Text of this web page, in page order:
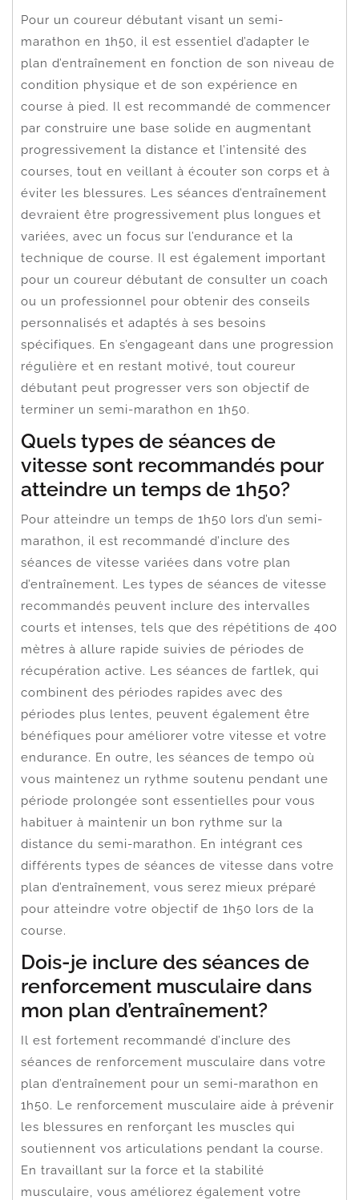
Pour un coureur débutant visant un semi-
marathon en 1h50, il est essentiel d’adapter le
plan d’entraînement en fonction de son niveau de
condition physique et de son expérience en
course à pied. Il est recommandé de commencer
par construire une base solide en augmentant
progressivement la distance et l’intensité des
courses, tout en veillant à écouter son corps et à
éviter les blessures. Les séances d’entraînement
devraient être progressivement plus longues et
variées, avec un focus sur l’endurance et la
technique de course. Il est également important
pour un coureur débutant de consulter un coach
ou un professionnel pour obtenir des conseils
personnalisés et adaptés à ses besoins
spécifiques. En s’engageant dans une progression
régulière et en restant motivé, tout coureur
débutant peut progresser vers son objectif de
terminer un semi-marathon en 1h50.
Quels types de séances de
vitesse sont recommandés pour
atteindre un temps de 1h50?
Pour atteindre un temps de 1h50 lors d’un semi-
marathon, il est recommandé d’inclure des
séances de vitesse variées dans votre plan
d’entraînement. Les types de séances de vitesse
recommandés peuvent inclure des intervalles
courts et intenses, tels que des répétitions de 400
mètres à allure rapide suivies de périodes de
récupération active. Les séances de fartlek, qui
combinent des périodes rapides avec des
périodes plus lentes, peuvent également être
bénéfiques pour améliorer votre vitesse et votre
endurance. En outre, les séances de tempo où
vous maintenez un rythme soutenu pendant une
période prolongée sont essentielles pour vous
habituer à maintenir un bon rythme sur la
distance du semi-marathon. En intégrant ces
différents types de séances de vitesse dans votre
plan d’entraînement, vous serez mieux préparé
pour atteindre votre objectif de 1h50 lors de la
course.
Dois-je inclure des séances de
renforcement musculaire dans
mon plan d’entraînement?
Il est fortement recommandé d’inclure des
séances de renforcement musculaire dans votre
plan d’entraînement pour un semi-marathon en
1h50. Le renforcement musculaire aide à prévenir
les blessures en renforçant les muscles qui
soutiennent vos articulations pendant la course.
En travaillant sur la force et la stabilité
musculaire, vous améliorez également votre